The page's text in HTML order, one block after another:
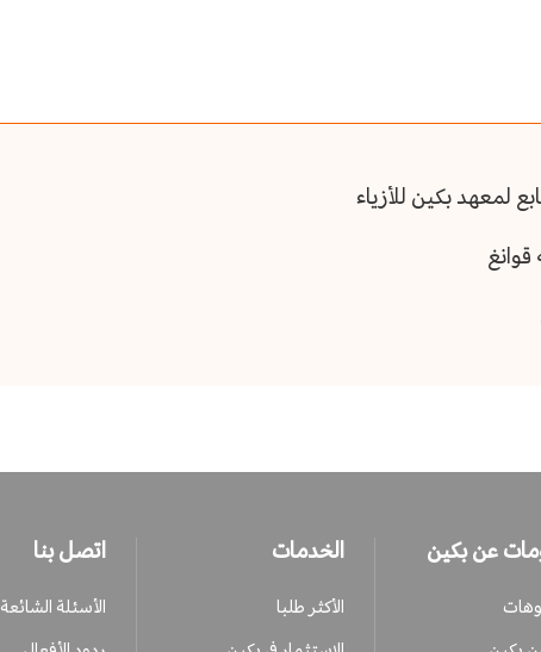
لمعهد بكين للأزياء
عن بكين الخدمات
الأكثر طلبا
اتصل بنا
الأسئلة الشائعة